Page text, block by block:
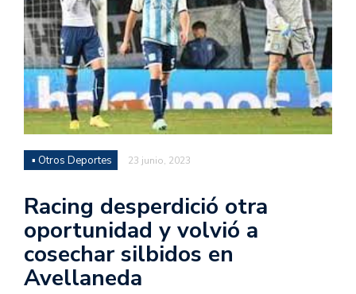
▪ Otros Deportes 23 junio, 2023
Racing desperdició otra
oportunidad y volvió a
cosechar silbidos en
Avellaneda